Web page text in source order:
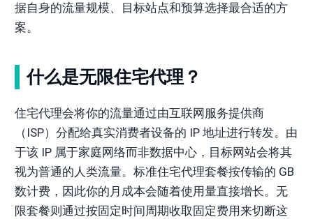
据自身的流量规模、目标站点和预算选择最合适的方
案。
什么是无限住宅代理？
住宅代理会将你的流量通过由互联网服务提供商
（ISP）分配给真实消费者设备的 IP 地址进行转发。由
于该 IP 属于家庭网络而非数据中心，目标网站会将其
视为普通的人类流量。标准住宅代理套餐按传输的 GB
数计费，因此你的月成本会随着使用量直接增长。无
限套餐则通过按固定时间周期收取固定费用来切断这